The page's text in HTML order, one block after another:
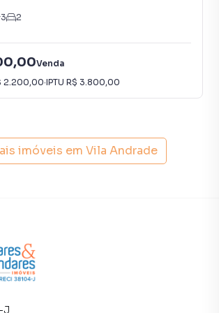
em construção ou lançamentos na
milhares de ofertas para encontrar o
com seu estilo de vida.
de forma totalmente online, com
na cidade e com a praticidade de
direto do seu computador ou
É fácil, rápido e gratuito! A Lares e
é uma imobiliária digital com imóveis em
Brasil, incluindo São Paulo.
Imóveis você consegue vender ou
3 2
Venda
2.200,00·IPTU R$ 3.800,00
imóveis em Vila Andrade